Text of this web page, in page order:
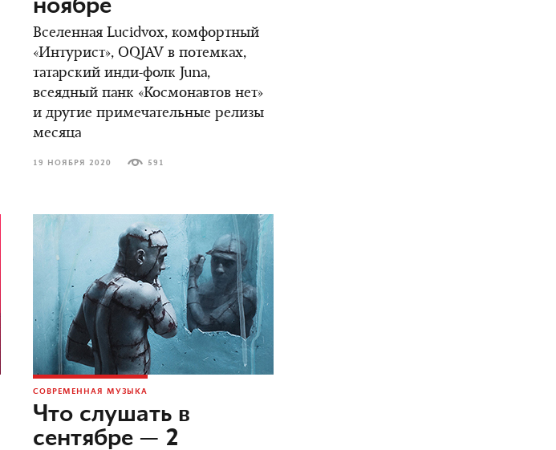
ноябре
Вселенная Lucidvox, комфортный
«Интурист», OQJAV в потемках,
татарский инди-фолк Juna,
всеядный панк «Космонавтов нет»
и другие примечательные релизы
месяца
19 НОЯБРЯ 2020 591
СОВРЕМЕННАЯ МУЗЫКА
Что слушать в
сентябре — 2